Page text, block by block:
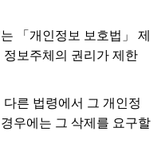
「개인정보 보호법」 제
정보주체의 권리가 제한
른 법령에서 그 개인정
우에는 그 삭제를 요구할